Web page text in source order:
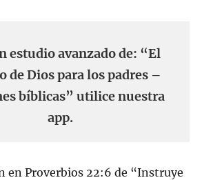
estudio avanzado de: “El
de Dios para los padres –
bíblicas” utilice nuestra
app.
en Proverbios 22:6 de “Instruye